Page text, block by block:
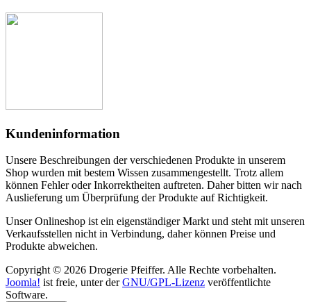
Kundeninformation
Unsere Beschreibungen der verschiedenen Produkte in unserem
Shop wurden mit bestem Wissen zusammengestellt. Trotz allem
können Fehler oder Inkorrektheiten auftreten. Daher bitten wir nach
Auslieferung um Überprüfung der Produkte auf Richtigkeit.
Unser Onlineshop ist ein eigenständiger Markt und steht mit unseren
Verkaufsstellen nicht in Verbindung, daher können Preise und
Produkte abweichen.
Copyright © 2026 Drogerie Pfeiffer. Alle Rechte vorbehalten.
Joomla! ist freie, unter derGNU/GPL-Lizenz veröffentlichte
Software.